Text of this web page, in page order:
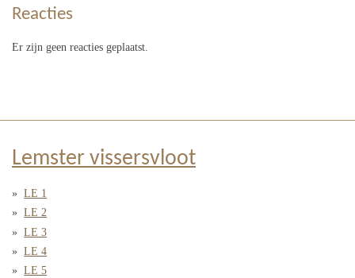
Reacties
Er zijn geen reacties geplaatst.
Lemster vissersvloot
LE 1
LE 2
LE 3
LE 4
LE 5